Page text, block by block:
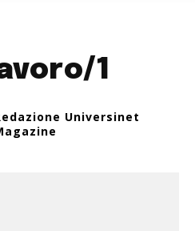
1
Universinet